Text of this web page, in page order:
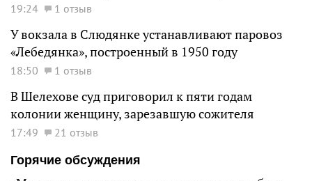
19:24 1 отзыв
У вокзала в Слюдянке устанавливают паровоз
«Лебедянка», построенный в 1950 году
18:50 1 отзыв
В Шелехове суд приговорил к пяти годам
колонии женщину, зарезавшую сожителя
17:49
21 отзыв
Горячие обсуждения